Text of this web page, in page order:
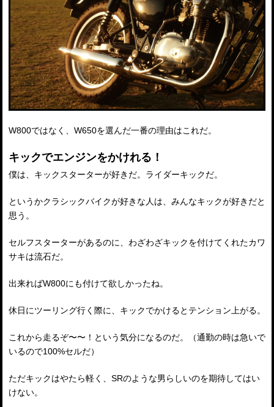
W800ではなく、W650を選んだ一番の理由はこれだ。
キックでエンジンをかけれる！
僕は、キックスターターが好きだ。ライダーキックだ。
というかクラシックバイクが好きな人は、みんなキックが好きだと
思う。
セルフスターターがあるのに、わざわざキックを付けてくれたカワ
サキは流石だ。
出来ればW800にも付けて欲しかったね。
休日にツーリング行く際に、キックでかけるとテンション上がる。
これから走るぞ〜〜！という気分になるのだ。（通勤の時は急いで
いるので100%セルだ）
ただキックはやたら軽く、SRのような男らしいのを期待してはい
けない。